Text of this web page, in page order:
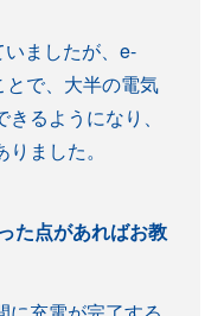
ましたが、e-
で、大半の電気
るようになり、
ました。
た点があればお教